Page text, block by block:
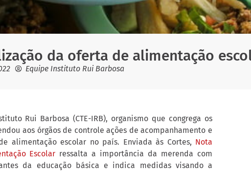
da oferta de alimentação
Equipe Instituto Rui Barbosa
Rui Barbosa (CTE-IRB), organismo que congrega os
aos órgãos de controle ações de acompanhamento e
alimentação escolar no país. Enviada às Cortes, Nota
Escolar ressalta a importância da merenda com
da educação básica e indica medidas visando a